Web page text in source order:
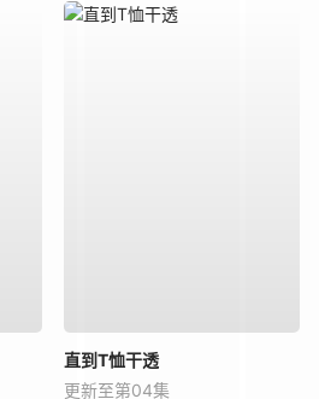
直到T恤干透
更新至第04集